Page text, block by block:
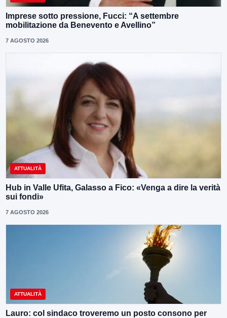
Imprese sotto pressione, Fucci: “A settembre
mobilitazione da Benevento e Avellino”
7 AGOSTO 2026
ATTUALITÀ
Hub in Valle Ufita, Galasso a Fico: «Venga a dire la verità
sui fondi»
7 AGOSTO 2026
ATTUALITÀ
Lauro: col sindaco troveremo un posto consono per